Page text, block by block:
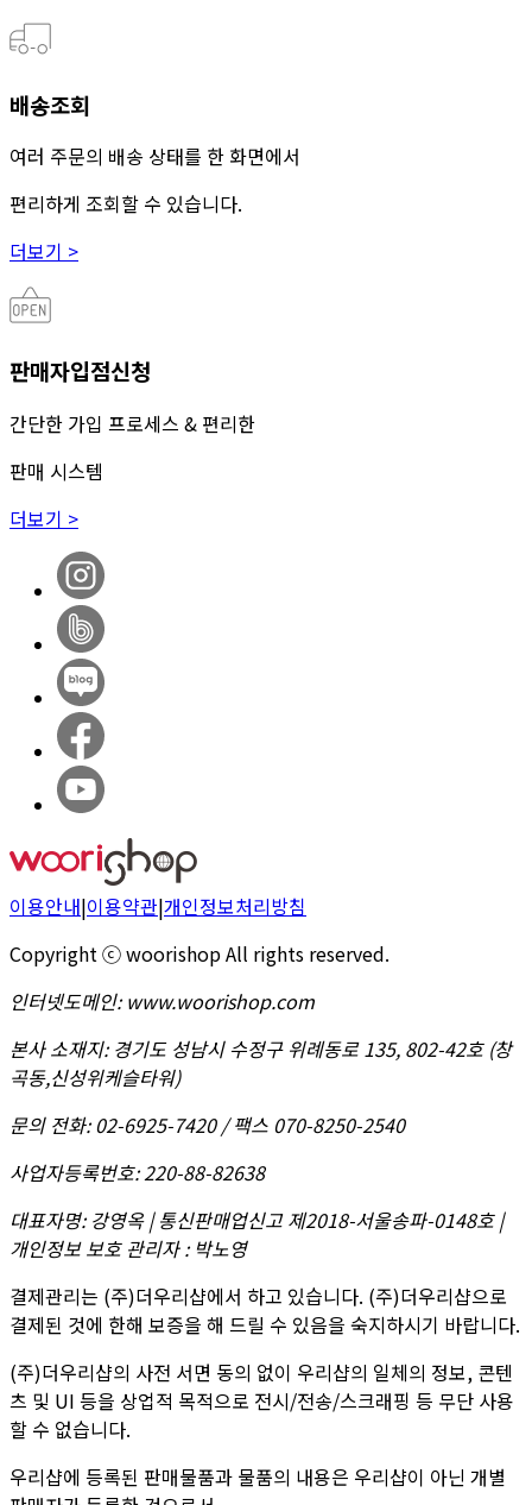
배송조회
여러 주문의 배송 상태를 한 화면에서
편리하게 조회할 수 있습니다.
더보기 >
판매자입점신청
간단한 가입 프로세스 & 편리한
판매 시스템
더보기 >
이용안내|이용약관|개인정보처리방침
Copyright ⓒ woorishop All rights reserved.
인터넷도메인:www.woorishop.com
본사 소재지:경기도 성남시 수정구 위례동로 135, 802-42호 (창
곡동,신성위케슬타워)
문의 전화:02-6925-7420 / 팩스 070-8250-2540
사업자등록번호:220-88-82638
대표자명:강영옥 | 통신판매업신고 제2018-서울송파-0148호 |
개인정보 보호 관리자 : 박노영
결제관리는 (주)더우리샵에서 하고 있습니다. (주)더우리샵으로
결제된 것에 한해 보증을 해 드릴 수 있음을 숙지하시기 바랍니다.
(주)더우리샵의 사전 서면 동의 없이 우리샵의 일체의 정보, 콘텐
츠 및 UI 등을 상업적 목적으로 전시/전송/스크래핑 등 무단 사용
할 수 없습니다.
우리샵에 등록된 판매물품과 물품의 내용은 우리샵이 아닌 개별